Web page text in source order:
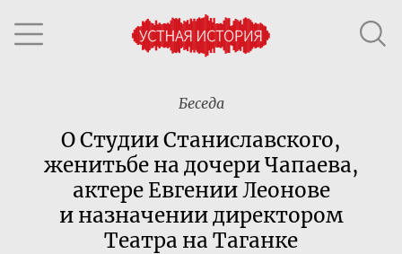
Беседа
О Студии Станиславского,
женитьбе на дочери Чапаева,
актере Евгении Леонове
и назначении директором
Театра на Таганке